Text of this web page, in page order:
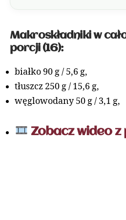
Makroskładniki w
porcji (16):
białko 90 g / 5,6 g,
tłuszcz 250 g / 15,6 g,
węglowodany 50 g / 3,1 g,
Zobacz wideo z